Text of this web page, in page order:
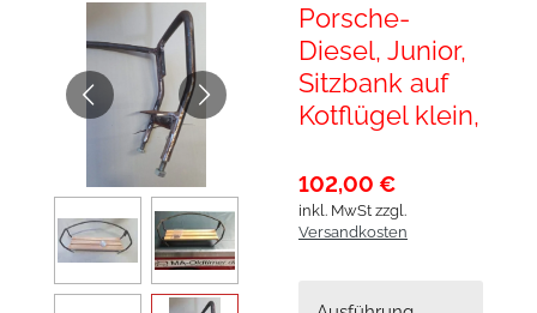
Porsche-
Diesel, Junior,
Sitzbank auf
Kotflügel klein,
102,00 €
inkl. MwSt zzgl.
Versandkosten